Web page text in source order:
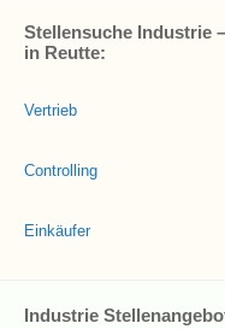
Stellensuche Industrie
in Reutte:
Vertrieb
Controlling
Einkäufer
Industrie